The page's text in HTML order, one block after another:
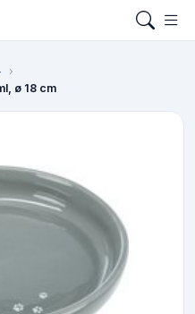
ø 18 cm